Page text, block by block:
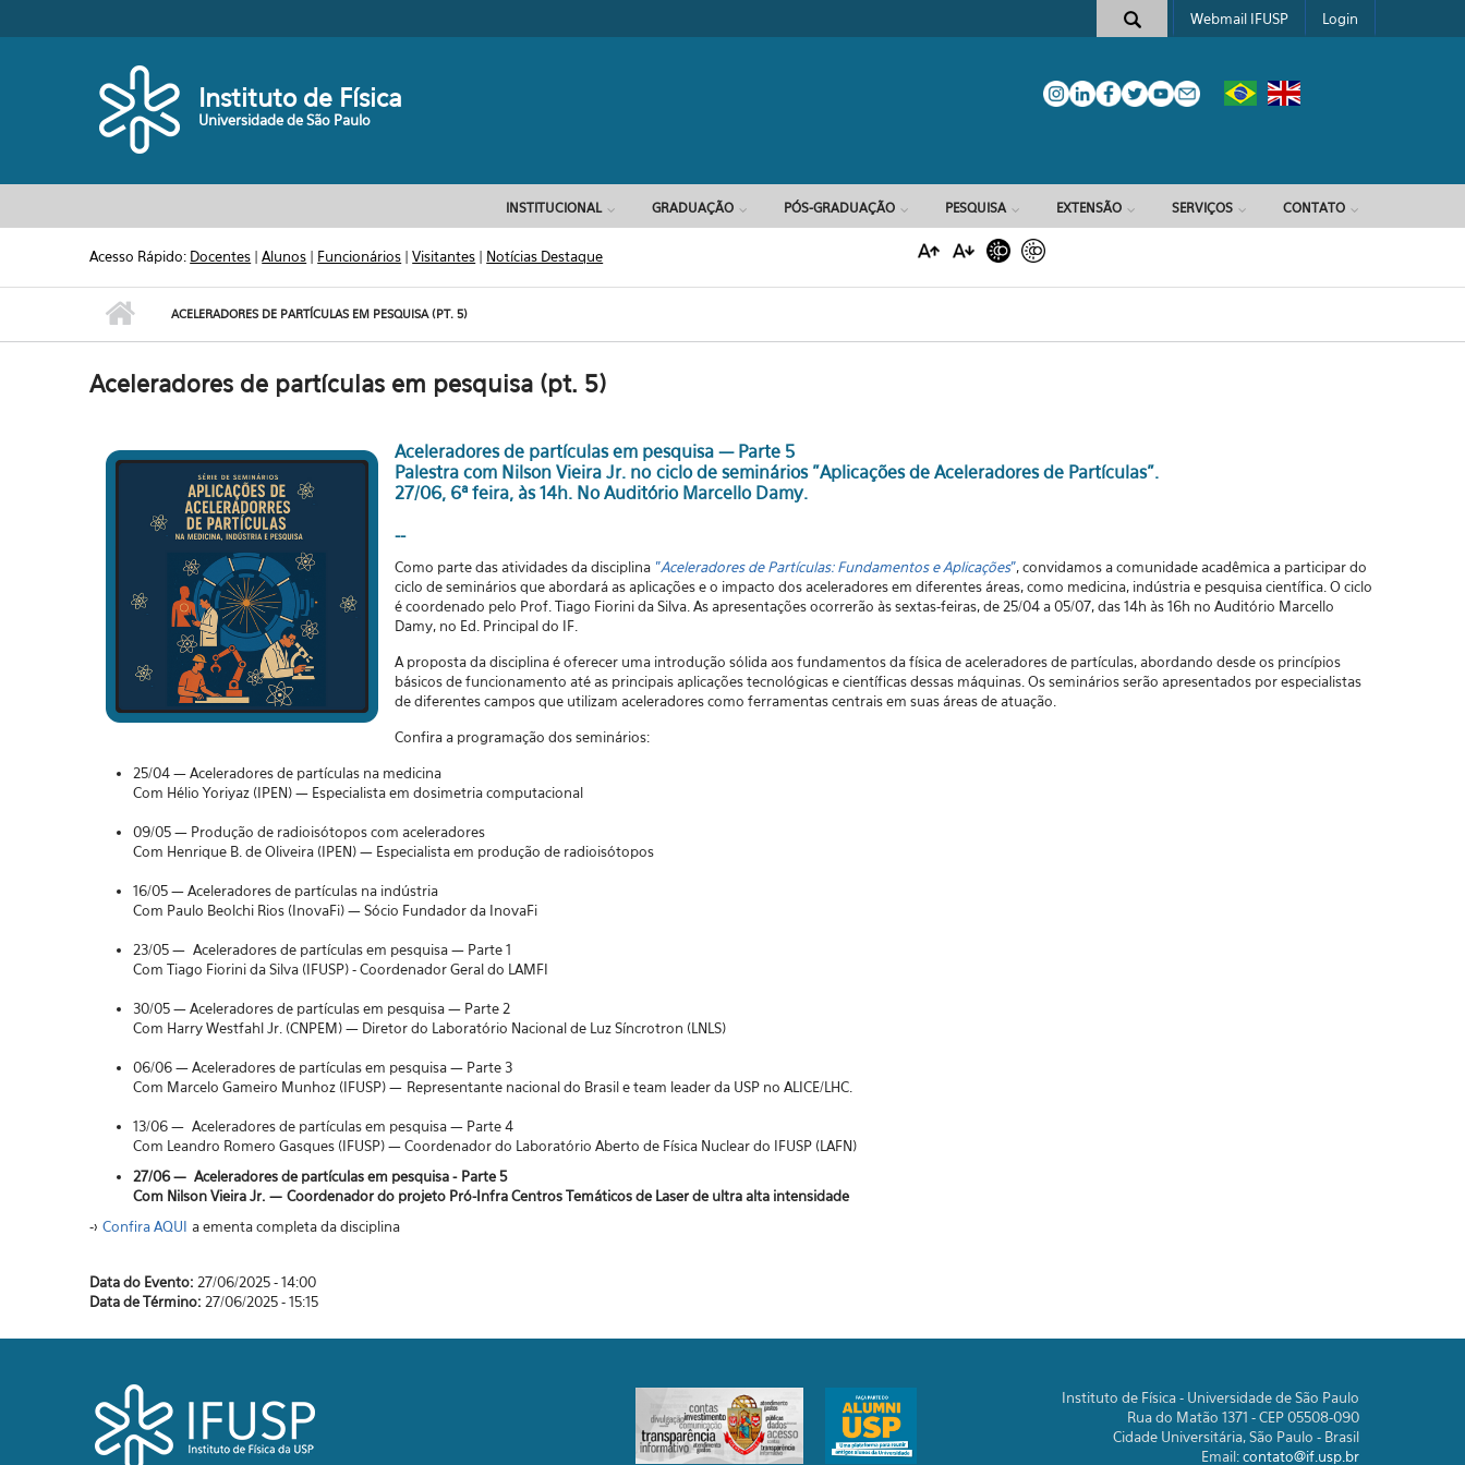
Formulário de busca
Webmail IFUSP Login
Instituto de Física
Universidade de São Paulo
INSTITUCIONAL GRADUAÇÃO PÓS-GRADUAÇÃO PESQUISA EXTENSÃO SERVIÇOS CONTATO
Acesso Rápido: Docentes |Alunos | Funcionários |Visitantes | Notícias Destaque
ACELERADORES DE PARTÍCULAS EM PESQUISA (PT. 5)
Aceleradores de partículas em pesquisa (pt. 5)
Aceleradores de partículas em pesquisa — Parte 5
Palestra com Nilson Vieira Jr. no ciclo de seminários "Aplicações de Aceleradores de Partículas".
27/06, 6ª feira, às 14h. No Auditório Marcello Damy.
--
Como parte das atividades da disciplina "Aceleradores de Partículas: Fundamentos e Aplicações", convidamos a comunidade acadêmica a participar do
ciclo de seminários que abordará as aplicações e o impacto dos aceleradores em diferentes áreas, como medicina, indústria e pesquisa científica. O ciclo
é coordenado pelo Prof. Tiago Fiorini da Silva. As apresentações ocorrerão às sextas-feiras, de 25/04 a 05/07, das 14h às 16h no Auditório Marcello
Damy, no Ed. Principal do IF.
A proposta da disciplina é oferecer uma introdução sólida aos fundamentos da física de aceleradores de partículas, abordando desde os princípios
básicos de funcionamento até as principais aplicações tecnológicas e científicas dessas máquinas. Os seminários serão apresentados por especialistas
de diferentes campos que utilizam aceleradores como ferramentas centrais em suas áreas de atuação.
Confira a programação dos seminários:
25/04 — Aceleradores de partículas na medicina
Com Hélio Yoriyaz (IPEN) — Especialista em dosimetria computacional
09/05 — Produção de radioisótopos com aceleradores
Com Henrique B. de Oliveira (IPEN) — Especialista em produção de radioisótopos
16/05 — Aceleradores de partículas na indústria
Com Paulo Beolchi Rios (InovaFi) — Sócio Fundador da InovaFi
23/05 — Aceleradores de partículas em pesquisa — Parte 1
Com Tiago Fiorini da Silva (IFUSP) - Coordenador Geral do LAMFI
30/05 — Aceleradores de partículas em pesquisa — Parte 2
Com Harry Westfahl Jr. (CNPEM) — Diretor do Laboratório Nacional de Luz Síncrotron (LNLS)
06/06 — Aceleradores de partículas em pesquisa — Parte 3
Com Marcelo Gameiro Munhoz (IFUSP) — Representante nacional do Brasil e team leader da USP no ALICE/LHC.
13/06 — Aceleradores de partículas em pesquisa — Parte 4
Com Leandro Romero Gasques (IFUSP) — Coordenador do Laboratório Aberto de Física Nuclear do IFUSP (LAFN)
27/06 — Aceleradores de partículas em pesquisa - Parte 5
Com Nilson Vieira Jr. — Coordenador do projeto Pró-Infra Centros Temáticos de Laser de ultra alta intensidade
->Confira AQUI a ementa completa da disciplina
Data do Evento: 27/06/2025 - 14:00
Data de Término: 27/06/2025 - 15:15
Instituto de Física - Universidade de São Paulo
Rua do Matão 1371 - CEP 05508-090
Cidade Universitária, São Paulo - Brasil
Email:contato@if.usp.br